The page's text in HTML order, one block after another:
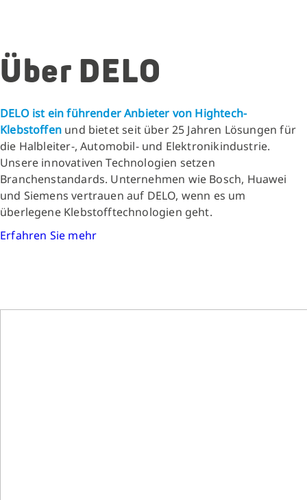
Über DELO
DELO ist ein führender Anbieter von Hightech-
Klebstoffenund bietet seit über 25 Jahren Lösungen für
die Halbleiter-, Automobil- und Elektronikindustrie.
Unsere innovativen Technologien setzen
Branchenstandards. Unternehmen wie Bosch, Huawei
und Siemens vertrauen auf DELO, wenn es um
überlegene Klebstofftechnologien geht.
Erfahren Sie mehr